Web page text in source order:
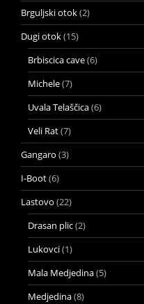
Brguljski otok(2)
Dugi otok(15)
Brbiscica cave(6)
Michele(7)
Uvala Telaščica(6)
Veli Rat(7)
Gangaro (3)
I-Boot(6)
Lastovo (22)
Drasan plic(2)
Lukovci(1)
Mala Medjedina(5)
Medjedina(8)